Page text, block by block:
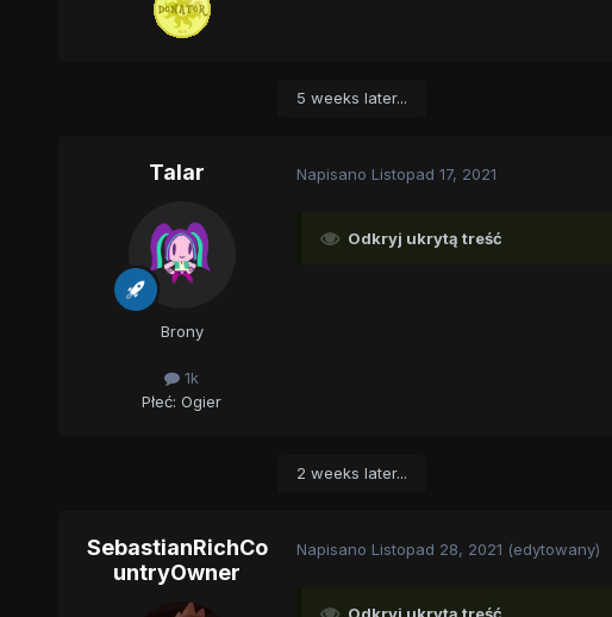
5 weeks later...
Talar
Brony
1k
Płeć: Ogier
Napisano Listopad 17, 2021
Odkryj ukrytą treść
2 weeks later...
SebastianRichCo
untryOwner
Napisano Listopad 28, 2021 (edytowany)